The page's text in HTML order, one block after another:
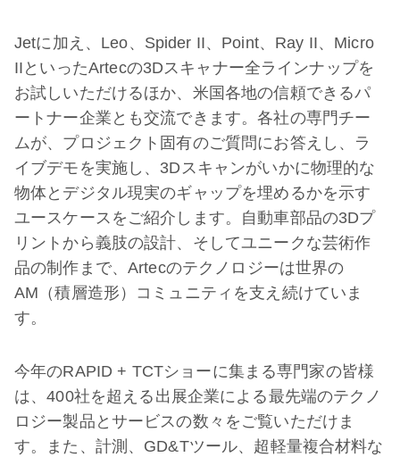
Jetに加え、Leo、Spider II、Point、Ray II、Micro
IIといったArtecの3Dスキャナー全ラインナップを
お試しいただけるほか、米国各地の信頼できるパ
ートナー企業とも交流できます。各社の専門チー
ムが、プロジェクト固有のご質問にお答えし、ラ
イブデモを実施し、3Dスキャンがいかに物理的な
物体とデジタル現実のギャップを埋めるかを示す
ユースケースをご紹介します。自動車部品の3Dプ
リントから義肢の設計、そしてユニークな芸術作
品の制作まで、Artecのテクノロジーは世界の
AM（積層造形）コミュニティを支え続けていま
す。
今年のRAPID + TCTショーに集まる専門家の皆様
は、400社を超える出展企業による最先端のテクノ
ロジー製品とサービスの数々をご覧いただけま
す。また、計測、GD&Tツール、超軽量複合材料な